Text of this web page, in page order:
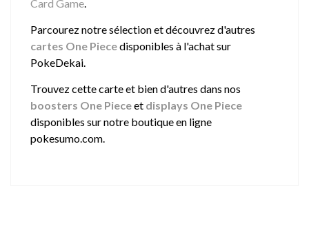
Card Game.
Parcourez notre sélection et découvrez d'autres
cartes One Piecedisponibles à l'achat sur
PokeDekai.
Trouvez cette carte et bien d'autres dans nos
boosters One Pieceet displays One Piece
disponibles sur notre boutique en ligne
pokesumo.com.